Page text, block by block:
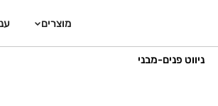
מוצרים
ניווט פנים-מבני